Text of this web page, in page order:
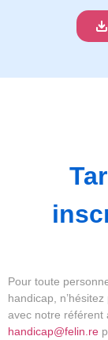
Pour toute
handicap,
avec notre référent
handicap@felin.re